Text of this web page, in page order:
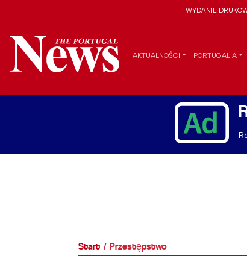
WYDANIE
AKTUALNOŚCI PORTUGALIA
Start Przestępstwo